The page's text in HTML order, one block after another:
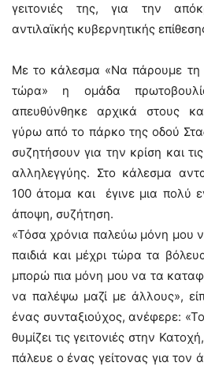
γειτονιές της, για την
αντιλαϊκής κυβερνητικής
Με το κάλεσμα «Να πάρουμε
τώρα» η ομάδα
απευθύνθηκε αρχικά στους
γύρω από το πάρκο της οδού
συζητήσουν για την κρίση και
αλληλεγγύης. Στο κάλεσμα
100 άτομα και έγινε μια πολύ
άποψη, συζήτηση.
«Τόσα χρόνια παλεύω μόνη μου
παιδιά και μέχρι τώρα τα
μπορώ πια μόνη μου να τα
να παλέψω μαζί με άλλους»,
ένας συνταξιούχος, ανέφερε:
θυμίζει τις γειτονιές στην
πάλευε ο ένας γείτονας για τον